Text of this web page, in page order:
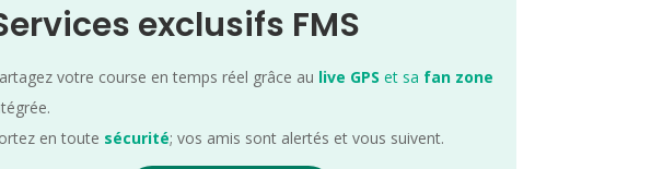
exclusifs FMS
votre course en temps réel grâce au live GPS et sa fan zone
en toute sécurité; vos amis sont alertés et vous suivent.